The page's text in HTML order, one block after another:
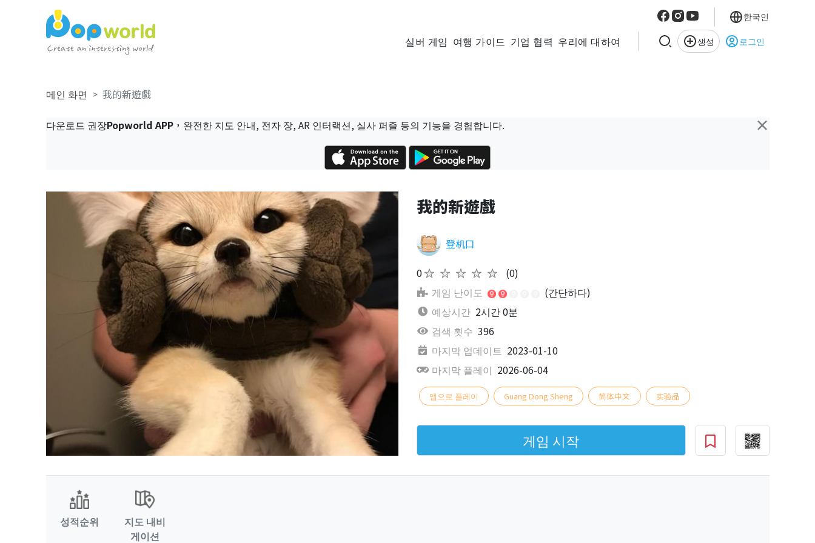
실버 게임 여행 가이드 기업 협력 우리에 대하여 생성 로그인
한국인
메인 화면 我的新遊戲
×
다운로드 권장Popworld APP，완전한 지도 안내, 전자 장, AR 인터랙션, 실사 퍼즐 등의 기능을 경험합니다.
我的新遊戲
登机口
0★★★★★
(0)
게임 난이도
(간단하다)
예상시간 2시간 0분
검색 횟수 396
마지막 업데이트 2023-01-10
마지막 플레이 2026-06-04
앱으로 플레이 Guang Dong Sheng 简体中文 实验品
게임 시작
성적순위
지도 내비
게이션